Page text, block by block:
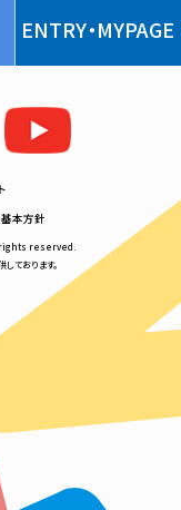
ENTRY・MYPAGE
本方針
rights reserved.
ております。